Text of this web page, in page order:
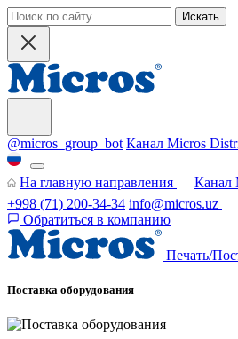
Искать
@micros_group_bot Канал Micros
На главную направления
Канал
+998 (71) 200-34-34 info@micros.uz
Обратиться в компанию
Печать/
Поставка оборудования